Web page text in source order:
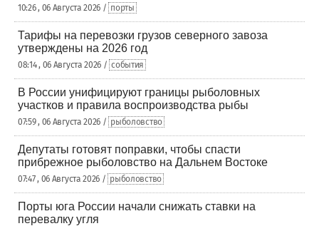
10:26 , 06 Августа 2026 / порты
Тарифы на перевозки грузов северного завоза
утверждены на 2026 год
08:14 , 06 Августа 2026 / события
В России унифицируют границы рыболовных
участков и правила воспроизводства рыбы
07:59 , 06 Августа 2026 / рыболовство
Депутаты готовят поправки, чтобы спасти
прибрежное рыболовство на Дальнем Востоке
07:47 , 06 Августа 2026 / рыболовство
Порты юга России начали снижать ставки на
перевалку угля